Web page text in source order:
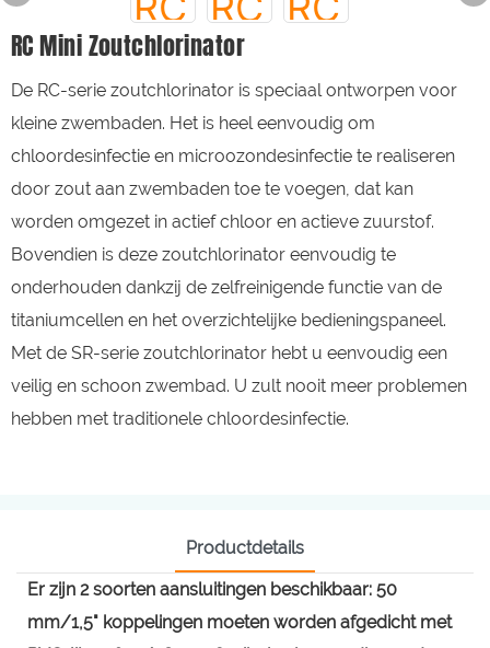
RC Mini Zoutchlorinator
De RC-serie zoutchlorinator is speciaal ontworpen voor
kleine zwembaden. Het is heel eenvoudig om
chloordesinfectie en microozondesinfectie te realiseren
door zout aan zwembaden toe te voegen, dat kan
worden omgezet in actief chloor en actieve zuurstof.
Bovendien is deze zoutchlorinator eenvoudig te
onderhouden dankzij de zelfreinigende functie van de
titaniumcellen en het overzichtelijke bedieningspaneel.
Met de SR-serie zoutchlorinator hebt u eenvoudig een
veilig en schoon zwembad. U zult nooit meer problemen
hebben met traditionele chloordesinfectie.
Productdetails
Er zijn 2 soorten aansluitingen beschikbaar: 50
mm/1,5" koppelingen moeten worden afgedicht met